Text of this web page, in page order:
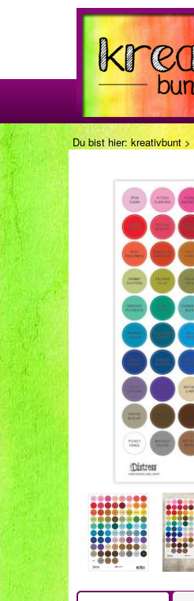
Du bist hier: kreativbunt >